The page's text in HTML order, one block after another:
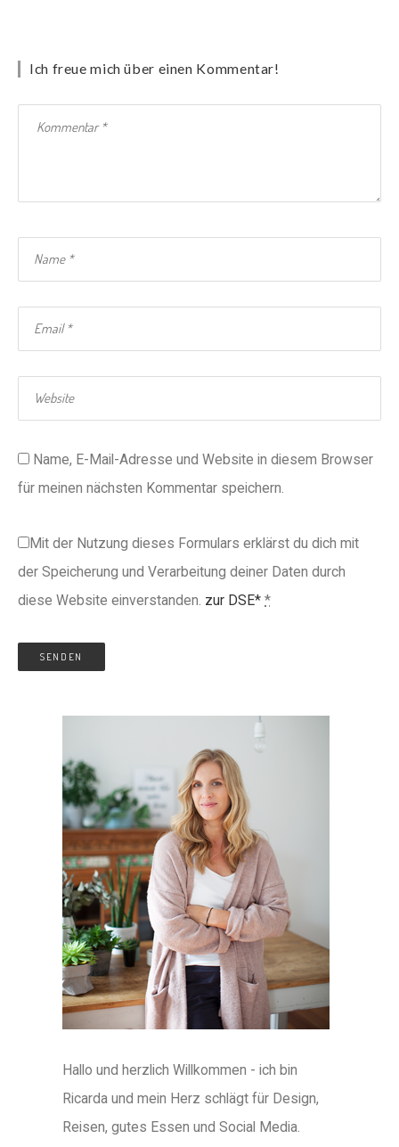
Ich freue mich über einen Kommentar!
Name, E-Mail-Adresse und Website in diesem Browser
für meinen nächsten Kommentar speichern.
Mit der Nutzung dieses Formulars erklärst du dich mit
der Speicherung und Verarbeitung deiner Daten durch
diese Website einverstanden. zur DSE* *
Hallo und herzlich Willkommen - ich bin
Ricarda und mein Herz schlägt für Design,
Reisen, gutes Essen und Social Media.